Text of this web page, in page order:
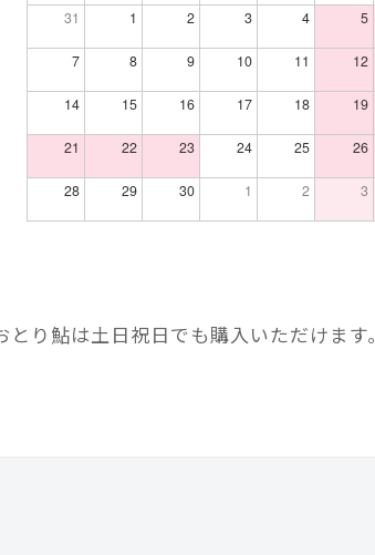
31
1 2 3 4 5
7 8 9 10 11 12
14 15 16 17 18 19
21 22 23 24 25 26
28 29 30 1 2 3
り鮎は土日祝日でも購入いただけます。